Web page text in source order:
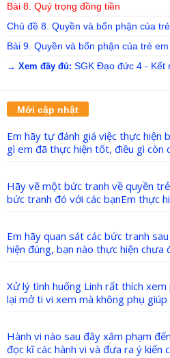
Bài 8. Quý trọng đồng tiền
Chủ đề 8. Quyền và bổn phận của
Bài 9. Quyền và bổn phận của trẻ em
→ Xem đầy đủ: SGK Đạo đức 4 - Kết
Mới cập nhật
Em hãy tự đánh giá việc thực hiện
gì em đã thực hiện tốt, điều gì còn
Hãy vẽ một bức tranh về quyền
bức tranh đó với các bạnEm thực
Em hãy quan sát các bức tranh
hiện đúng, bạn nào thực hiện chưa
Xử lý tình huống Linh rất thích xem
lại mở ti vi xem mà không phụ giúp
Hành vi nào sau đây xâm phạm
đọc kĩ các hành vi và đưa ra ý kiến